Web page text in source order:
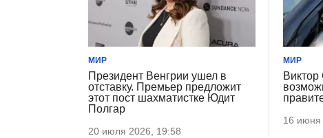
МИР
Президент Венгрии ушел в
отставку. Премьер предложит
этот пост шахматистке Юдит
Полгар
20 июля 2026, 19:58
МИР
16 июня